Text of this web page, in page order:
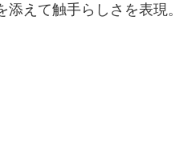
えて触手らしさを表現。